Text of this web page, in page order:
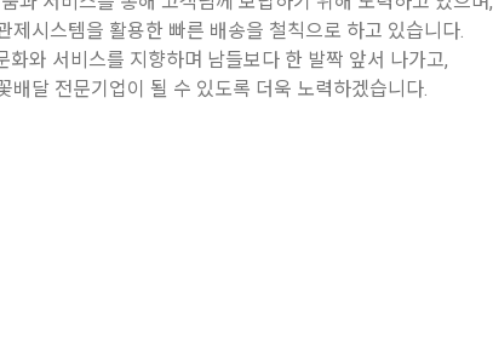
제시스템을 활용한 빠른 배송을 철칙으로 하고 있습니다.
와 서비스를 지향하며 남들보다 한 발짝 앞서 나가고,
배달 전문기업이 될 수 있도록 더욱 노력하겠습니다.